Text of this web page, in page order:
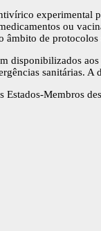
experimental
ou
de
disponibilizados
sanitárias.
Estados-Membros